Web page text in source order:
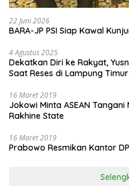
22 Juni 2026
BARA-JP PSI Siap Kawal
4 Agustus 2025
Dekatkan Diri ke Rakyat,
Saat Reses di Lampung Timur
16 Maret 2019
Jokowi Minta ASEAN
Rakhine State
16 Maret 2019
Prabowo Resmikan Kantor